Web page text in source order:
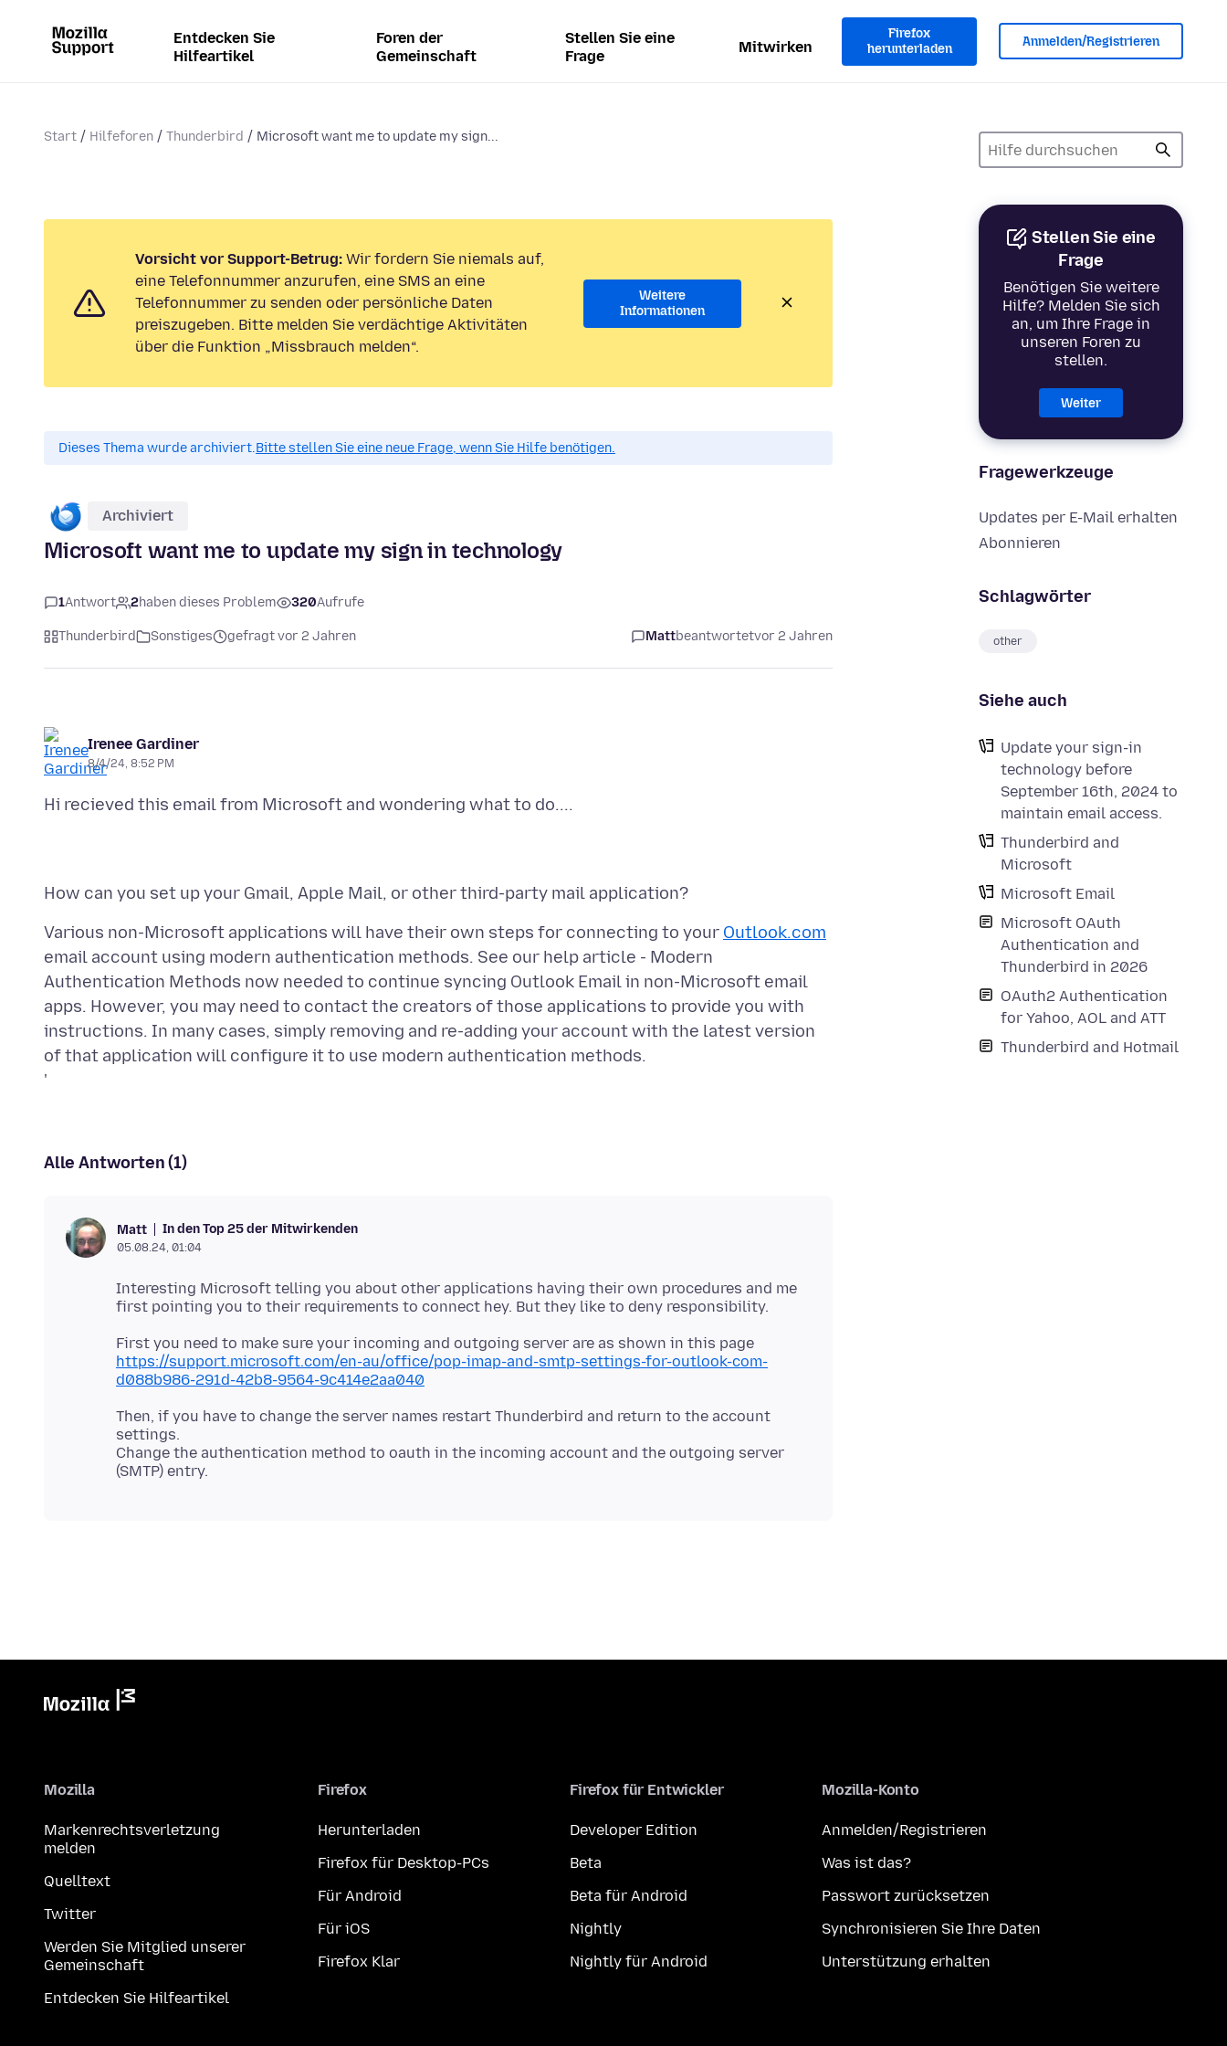
Entdecken Sie
Hilfeartikel
Foren der
Gemeinschaft
Stellen Sie eine
Frage
Mitwirken
Firefox
herunterladen
Anmelden/Registrieren
Start Hilfeforen Thunderbird Microsoft want me to update my sign...
Stellen Sie eine
Frage
Benötigen Sie weitere
Hilfe? Melden Sie sich
an, um Ihre Frage in
unseren Foren zu
stellen.
Weiter
Fragewerkzeuge
Updates per E-Mail erhalten
Abonnieren
Schlagwörter
other
Siehe auch
Update your sign-in
technology before
September 16th, 2024 to
maintain email access.
Thunderbird and
Microsoft
Microsoft Email
Microsoft OAuth
Authentication and
Thunderbird in 2026
OAuth2 Authentication
for Yahoo, AOL and ATT
Thunderbird and Hotmail
Vorsicht vor Support-Betrug: Wir fordern Sie niemals auf,
eine Telefonnummer anzurufen, eine SMS an eine
Telefonnummer zu senden oder persönliche Daten
preiszugeben. Bitte melden Sie verdächtige Aktivitäten
über die Funktion „Missbrauch melden“.
Weitere
Informationen
Dieses Thema wurde archiviert.Bitte stellen Sie eine neue Frage, wenn Sie Hilfe benötigen.
Archiviert
Microsoft want me to update my sign in technology
1Antwort 2haben dieses Problem 320Aufrufe
Thunderbird Sonstiges gefragt vor 2 Jahren Mattbeantwortetvor 2 Jahren
Irenee Gardiner
8/4/24, 8:52 PM
Various non-Microsoft applications will have their own steps for connecting to your Outlook.com
email account using modern authentication methods. See our help article - Modern
Authentication Methods now needed to continue syncing Outlook Email in non-Microsoft email
apps. However, you may need to contact the creators of those applications to provide you with
instructions. In many cases, simply removing and re-adding your account with the latest version
of that application will configure it to use modern authentication methods.
'
Alle Antworten (1)
Matt In den Top 25 der Mitwirkenden
05.08.24, 01:04
Interesting Microsoft telling you about other applications having their own procedures and me
First you need to make sure your incoming and outgoing server are as shown in this page
https://support.microsoft.com/en-au/office/pop-imap-and-smtp-settings-for-outlook-com-
d088b986-291d-42b8-9564-9c414e2aa040
Then, if you have to change the server names restart Thunderbird and return to the account
settings.
Change the authentication method to oauth in the incoming account and the outgoing server
Mozilla
Markenrechtsverletzung
melden
Quelltext
Twitter
Werden Sie Mitglied unserer
Gemeinschaft
Entdecken Sie Hilfeartikel
Firefox
Herunterladen
Firefox für Desktop-PCs
Für Android
Für iOS
Firefox Klar
Firefox für Entwickler
Developer Edition
Beta
Beta für Android
Nightly
Nightly für Android
Mozilla-Konto
Anmelden/Registrieren
Was ist das?
Passwort zurücksetzen
Synchronisieren Sie Ihre Daten
Unterstützung erhalten